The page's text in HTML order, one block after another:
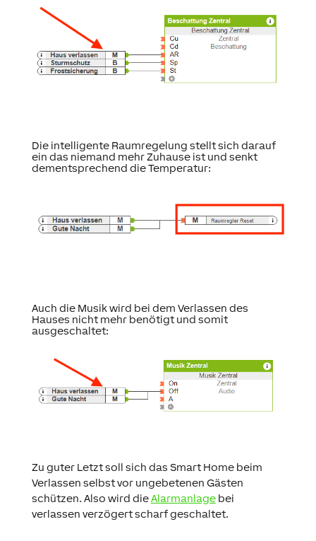
Die intelligente Raumregelung stellt sich darauf
ein das niemand mehr Zuhause ist und senkt
dementsprechend die Temperatur:
Auch die Musik wird bei dem Verlassen des
Hauses nicht mehr benötigt und somit
ausgeschaltet:
Zu guter Letzt soll sich das Smart Home beim
Verlassen selbst vor ungebetenen Gästen
schützen. Also wird dieAlarmanlagebei
verlassen verzögert scharf geschaltet.